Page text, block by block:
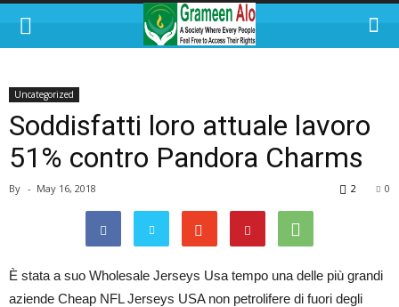
Uncategorized
Soddisfatti loro attuale lavoro
51% contro Pandora Charms
By - May 16, 2018 0
2
È stata a suo Wholesale Jerseys Usa tempo una delle più grandi
aziende Cheap NFL Jerseys USA non petrolifere di fuori degli